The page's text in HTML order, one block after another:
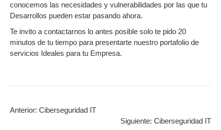
conocemos las necesidades y vulnerabilidades por las que tu
Desarrollos pueden estar pasando ahora.
Te invito a contactarnos lo antes posible solo te pido 20
minutos de tu tiempo para presentarte nuestro portafolio de
servicios Ideales para tu Empresa.
Anterior: Ciberseguridad IT
Siguiente: Ciberseguridad IT